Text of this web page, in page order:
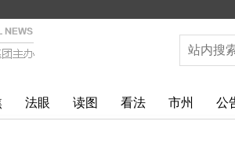
法眼 读图 看法 市州 公